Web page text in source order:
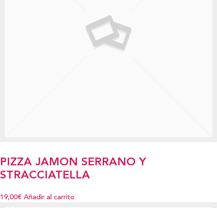
PIZZA JAMON SERRANO Y
STRACCIATELLA
19,00€ Añadir al carrito